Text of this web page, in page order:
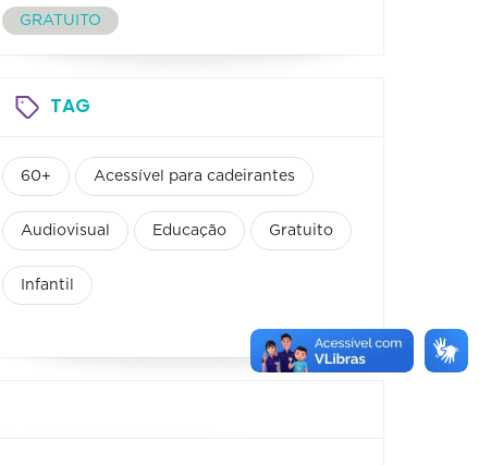
GRATUITO
TAG
60+ Acessível para cadeirantes
Audiovisual Educação Gratuito
Infantil